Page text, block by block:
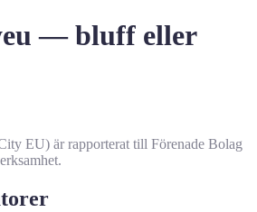
— bluff eller
EU) är rapporterat till Förenade Bolag